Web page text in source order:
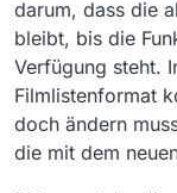
darum, dass die
bleibt, bis die
Verfügung steht.
Filmlistenformat
doch ändern
die mit dem